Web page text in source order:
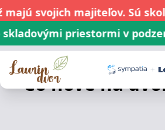
svojich majiteľov. Sú
priestormi v
Čo nové na